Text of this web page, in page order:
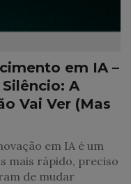
em IA –
A
Vai Ver (Mas
em IA é um
mais rápido, preciso
de mudar